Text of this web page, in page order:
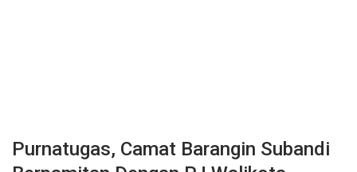
Purnatugas, Camat Barangin Subandi